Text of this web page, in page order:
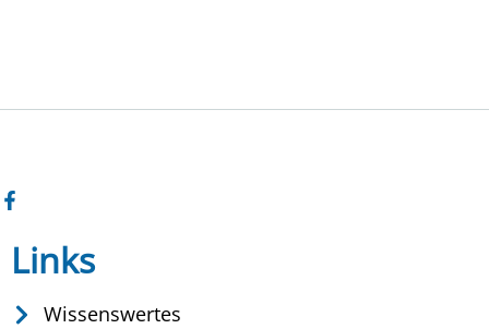
Links
Wissenswertes